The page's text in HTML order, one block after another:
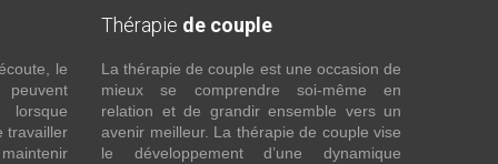
le
peuvent
travailler
Thérapie de couple
La thérapie de couple est une occasion de
mieux se comprendre soi-même en
relation et de grandir ensemble vers un
avenir meilleur. La thérapie de couple vise
le développement d’une dynamique